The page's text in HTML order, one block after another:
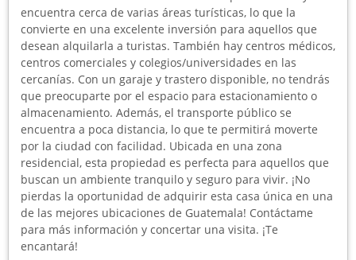
encuentra cerca de varias áreas turísticas, lo que la
convierte en una excelente inversión para aquellos que
desean alquilarla a turistas. También hay centros médicos,
centros comerciales y colegios/universidades en las
cercanías. Con un garaje y trastero disponible, no tendrás
que preocuparte por el espacio para estacionamiento o
almacenamiento. Además, el transporte público se
encuentra a poca distancia, lo que te permitirá moverte
por la ciudad con facilidad. Ubicada en una zona
residencial, esta propiedad es perfecta para aquellos que
buscan un ambiente tranquilo y seguro para vivir. ¡No
pierdas la oportunidad de adquirir esta casa única en una
de las mejores ubicaciones de Guatemala! Contáctame
para más información y concertar una visita. ¡Te
encantará!